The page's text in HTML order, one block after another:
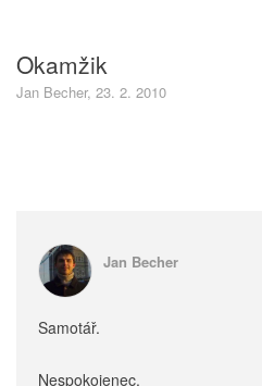
Okamžik
Jan Becher, 23. 2. 2010
Jan Becher
Samotář.
Nespokojenec.